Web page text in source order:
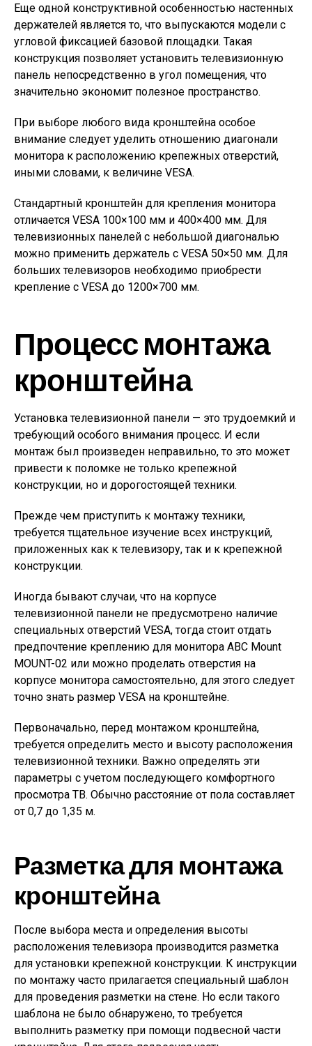
Еще одной конструктивной особенностью настенных
держателей является то, что выпускаются модели с
угловой фиксацией базовой площадки. Такая
конструкция позволяет установить телевизионную
панель непосредственно в угол помещения, что
значительно экономит полезное пространство.
При выборе любого вида кронштейна особое
внимание следует уделить отношению диагонали
монитора к расположению крепежных отверстий,
иными словами, к величине VESA.
Стандартный кронштейн для крепления монитора
отличается VESA 100×100 мм и 400×400 мм. Для
телевизионных панелей с небольшой диагональю
можно применить держатель с VESA 50×50 мм. Для
больших телевизоров необходимо приобрести
крепление с VESA до 1200×700 мм.
Процесс монтажа
кронштейна
Установка телевизионной панели — это трудоемкий и
требующий особого внимания процесс. И если
монтаж был произведен неправильно, то это может
привести к поломке не только крепежной
конструкции, но и дорогостоящей техники.
Прежде чем приступить к монтажу техники,
требуется тщательное изучение всех инструкций,
приложенных как к телевизору, так и к крепежной
конструкции.
Иногда бывают случаи, что на корпусе
телевизионной панели не предусмотрено наличие
специальных отверстий VESA, тогда стоит отдать
предпочтение креплению для монитора ABC Mount
MOUNT-02 или можно проделать отверстия на
корпусе монитора самостоятельно, для этого следует
точно знать размер VESA на кронштейне.
Первоначально, перед монтажом кронштейна,
требуется определить место и высоту расположения
телевизионной техники. Важно определять эти
параметры с учетом последующего комфортного
просмотра ТВ. Обычно расстояние от пола составляет
от 0,7 до 1,35 м.
Разметка для монтажа
кронштейна
После выбора места и определения высоты
расположения телевизора производится разметка
для установки крепежной конструкции. К инструкции
по монтажу часто прилагается специальный шаблон
для проведения разметки на стене. Но если такого
шаблона не было обнаружено, то требуется
выполнить разметку при помощи подвесной части